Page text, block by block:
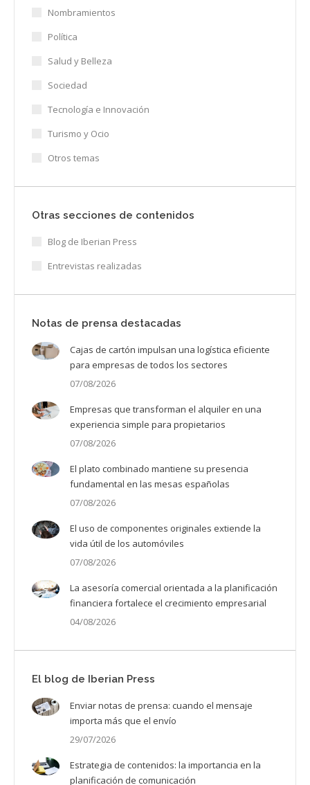
Nombramientos
Política
Salud y Belleza
Sociedad
Tecnología e Innovación
Turismo y Ocio
Otros temas
Otras secciones de contenidos
Blog de Iberian Press
Entrevistas realizadas
Notas de prensa destacadas
Cajas de cartón impulsan una logística eficiente
para empresas de todos los sectores
07/08/2026
Empresas que transforman el alquiler en una
experiencia simple para propietarios
07/08/2026
El plato combinado mantiene su presencia
fundamental en las mesas españolas
07/08/2026
El uso de componentes originales extiende la
vida útil de los automóviles
07/08/2026
La asesoría comercial orientada a la planificación
financiera fortalece el crecimiento empresarial
04/08/2026
El blog de Iberian Press
Enviar notas de prensa: cuando el mensaje
importa más que el envío
29/07/2026
Estrategia de contenidos: la importancia en la
planificación de comunicación